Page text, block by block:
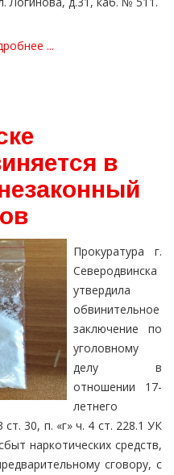
...
в
Прокуратура г.
Северодвинска
утвердила
обвинительное
заключение по
уголовному
делу в
отношении 17-
летнего
30, п. «г» ч. 4 ст. 228.1 УК
наркотических средств,
сговору, с